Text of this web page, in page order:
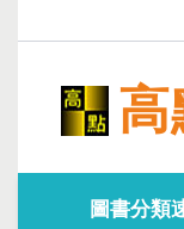
高
圖書分類